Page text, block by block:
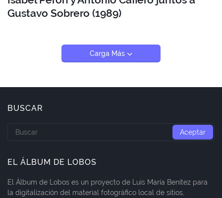
Gustavo Sobrero (1989)
Carga Más
BUSCAR
EL ÁLBUM DE LOBOS
El Álbum de Lobos es un proyecto de Luis María Benítez para
la digitalización del material fotográfico local de sitios,